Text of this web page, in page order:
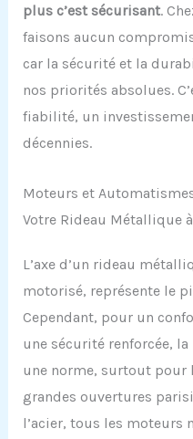
plus c’est sécurisant.
faisons aucun
car la sécurité et la
nos priorités absolues.
fiabilité, un
décennies.
Moteurs et
Votre Rideau Métallique
L’axe d’un rideau
motorisé, représente le
Cependant, pour un
une sécurité renforcée,
une norme, surtout pour
grandes ouvertures
l’acier, tous les moteurs